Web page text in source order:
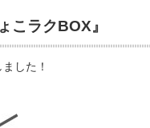
こラクBOX』
した！